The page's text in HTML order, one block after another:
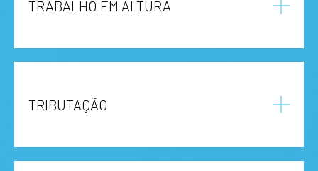
TRABALHO EM ALTURA
TRIBUTAÇÃO